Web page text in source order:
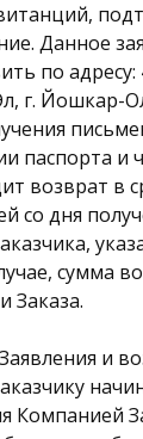
Данное
по адресу:
г. Йошкар-
паспорта и
возврат в
со дня
сумма
Заказа.
и
Компанией